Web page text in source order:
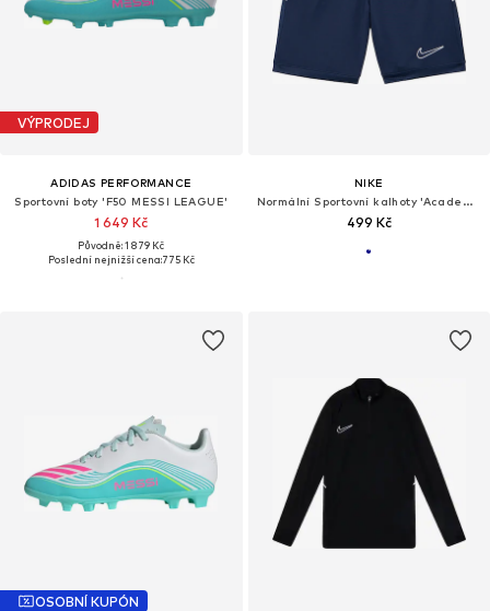
VÝPRODEJ
ADIDAS PERFORMANCE
Sportovní boty 'F50 MESSI LEAGUE'
1 649 Kč
Původně: 1 879 Kč
Poslední nejnižší cena:775 Kč
NIKE
Normální Sportovní kalhoty 'Academy'
499 Kč
OSOBNÍ KUPÓN